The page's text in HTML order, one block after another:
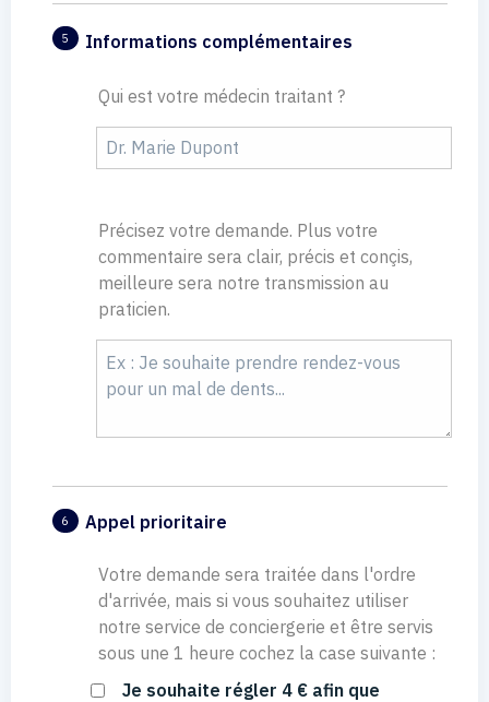
5 Informations complémentaires
Qui est votre médecin traitant ?
Précisez votre demande. Plus votre
commentaire sera clair, précis et conçis,
meilleure sera notre transmission au
praticien.
6 Appel prioritaire
Votre demande sera traitée dans l'ordre
d'arrivée, mais si vous souhaitez utiliser
notre service de conciergerie et être servis
sous une 1 heure cochez la case suivante :
Je souhaite régler 4 € afin que